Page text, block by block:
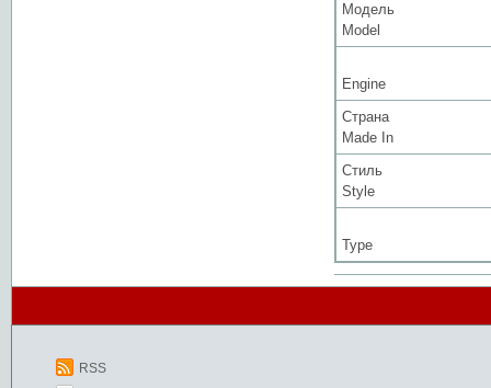
Модель
Model
Engine
Страна
Made In
Стиль
Style
Type
RSS